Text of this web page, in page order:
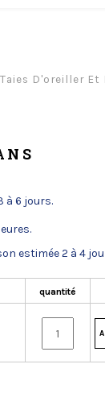
Taies D'oreiller Et
à 6 jours.
estimée 2 à 4
quantité